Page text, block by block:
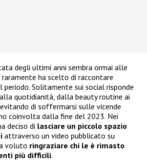
degli ultimi anni sembra ormai alle
ha scelto di raccontare
periodo. Solitamente sui social risponde
quotidianità, dalla beauty routine ai
di soffermarsi sulle vicende
coinvolta dalla fine del 2023. Nei
deciso di lasciare un piccolo spazio
attraverso un video pubblicato su
voluto ringraziare chi le è rimasto
più difficili.